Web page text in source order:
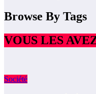
Browse By Tags
VOUS LES
Société